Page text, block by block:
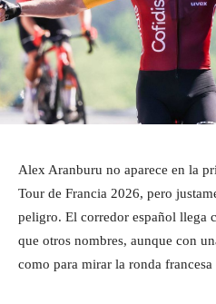
Alex Aranburu no aparece en la
Tour de Francia 2026, pero
peligro. El corredor español llega
que otros nombres, aunque con
como para mirar la ronda